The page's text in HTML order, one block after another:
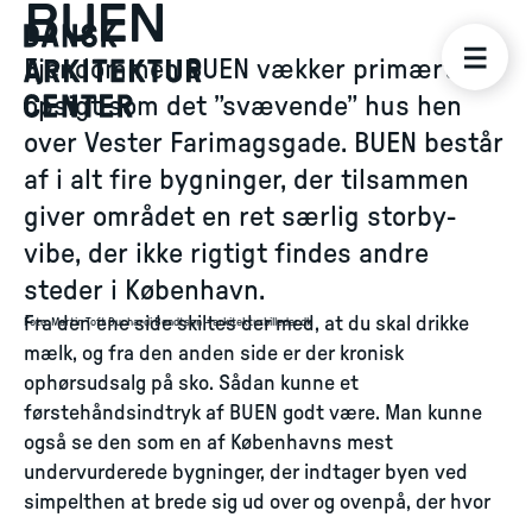
BUEN
Ejendommen BUEN vækker primært
opsigt som det ”svævende” hus hen
over Vester Farimagsgade. BUEN består
af i alt fire bygninger, der tilsammen
giver området en ret særlig storby-
vibe, der ikke rigtigt findes andre
steder i København.
Foto:Martin Toft Buchardi Bendtsen – arkitekturbilleder.dk
Fra den ene side skiltes der med, at du skal drikke
mælk, og fra den anden side er der kronisk
ophørsudsalg på sko. Sådan kunne et
førstehåndsindtryk af BUEN godt være. Man kunne
også se den som en af Københavns mest
undervurderede bygninger, der indtager byen ved
simpelthen at brede sig ud over og ovenpå, der hvor